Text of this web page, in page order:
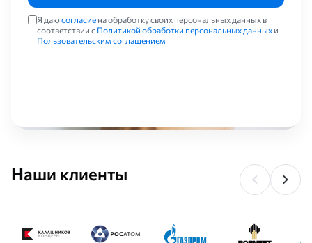
Я даюсогласие на обработку своих персональных данных в
соответствии с Политикой обработки персональных данных и
Пользовательским соглашением
Наши клиенты